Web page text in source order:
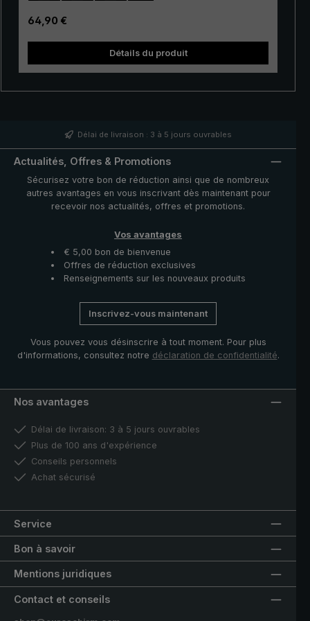
qualité un aspect sportif. Ce parapluie de golf s’ouvre et
se referme avec un coulant un bouton-poussoir facile à
utiliser. Sa housse en tissu polyamide durable est
brillante soyeuse. Ce parapluie se range dans une
housse enveloppe de protection pratique en polyamide.
idéal pour le golf ou une promenade à deux.
Prix régulier :
64,90 €
Détails du produit
Délai de livraison : 3 à 5 jours ouvrables
Actualités, Offres & Promotions
Sécurisez votre bon de réduction ainsi que de nombreux
autres avantages en vous inscrivant dès maintenant pour
recevoir nos actualités, offres et promotions.
Vos avantages
€ 5,00 bon de bienvenue
Offres de réduction exclusives
Renseignements sur les nouveaux produits
Inscrivez-vous maintenant
Vous pouvez vous désinscrire à tout moment. Pour plus
d'informations, consultez notre déclaration de confidentialité.
Nos avantages
Délai de livraison: 3 à 5 jours ouvrables
Plus de 100 ans d'expérience
Conseils personnels
Achat sécurisé
Service
Bon à savoir
Mentions juridiques
Contact et conseils